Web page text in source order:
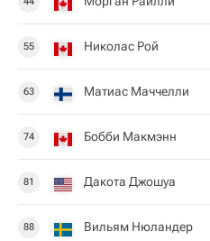
55 Николас Рой
63 Матиас Маччелли
74 Бобби Макмэнн
81 Дакота Джошуа
88 Вильям Нюландер